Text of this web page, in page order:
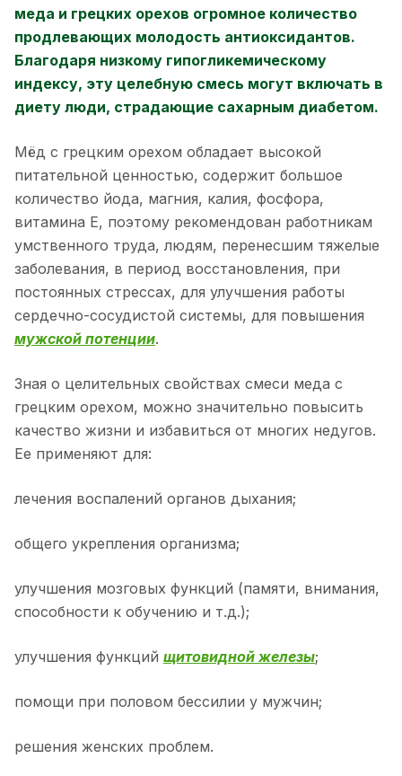
меда и грецких орехов огромное количество
продлевающих молодость антиоксидантов.
Благодаря низкому гипогликемическому
индексу, эту целебную смесь могут включать в
диету люди, страдающие сахарным диабетом.
Мёд с грецким орехом обладает высокой
питательной ценностью, содержит большое
количество йода, магния, калия, фосфора,
витамина Е, поэтому рекомендован работникам
умственного труда, людям, перенесшим тяжелые
заболевания, в период восстановления, при
постоянных стрессах, для улучшения работы
сердечно-сосудистой системы, для повышения
мужской потенции.
Зная о целительных свойствах смеси меда с
грецким орехом, можно значительно повысить
качество жизни и избавиться от многих недугов.
Ее применяют для:
лечения воспалений органов дыхания;
общего укрепления организма;
улучшения мозговых функций (памяти, внимания,
способности к обучению и т.д.);
улучшения функций щитовидной железы;
помощи при половом бессилии у мужчин;
решения женских проблем.